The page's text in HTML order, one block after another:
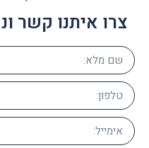
צרו איתנו קשר